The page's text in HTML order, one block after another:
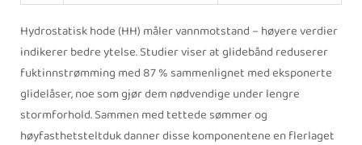
Hydrostatisk hode (HH) måler vannmotstand – høyere verdier
indikerer bedre ytelse. Studier viser at glidebånd reduserer
fuktinnstrømming med 87 % sammenlignet med eksponerte
glidelåser, noe som gjør dem nødvendige under lengre
stormforhold. Sammen med tettede sømmer og
høyfasthetsteltduk danner disse komponentene en flerlaget